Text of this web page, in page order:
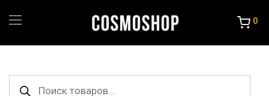
0
Поиск
товаров